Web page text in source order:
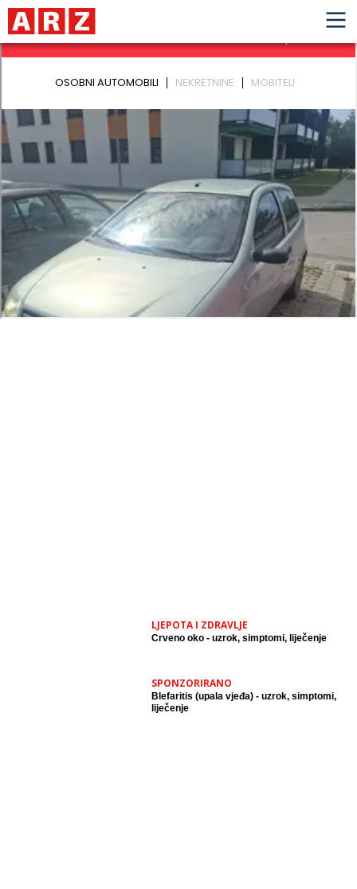
LJEPOTA I ZDRAVLJE
Crveno oko - uzrok, simptomi, liječenje
SPONZORIRANO
Blefaritis (upala vjeđa) - uzrok, simptomi,
liječenje